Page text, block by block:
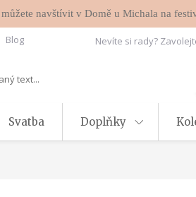
navštívit v Domě u Michala na
Blog Nevíte si rady?
Svatba Doplňky